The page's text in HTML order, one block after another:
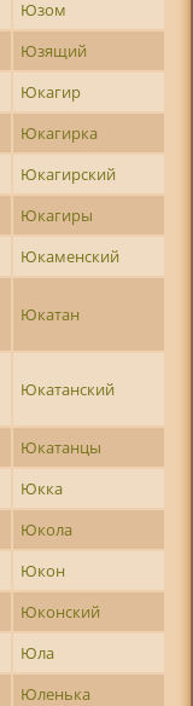
Юзом
Юзящий
Юкагир
Юкагирка
Юкагирский
Юкагиры
Юкаменский
Юкатан
Юкатанский
Юкатанцы
Юкка
Юкола
Юкон
Юконский
Юла
Юленька